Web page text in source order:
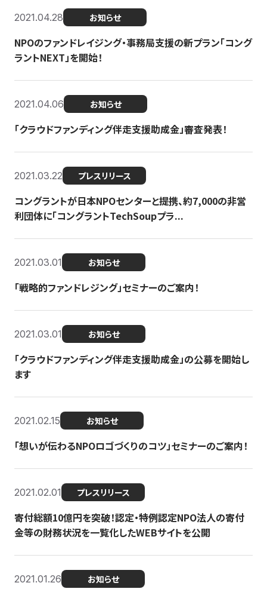
2021.04.28 お知らせ
NPOのファンドレイジング・事務局支援の新プラン「コング
ラントNEXT」を開始！
2021.04.06 お知らせ
「クラウドファンディング伴走支援助成金」審査発表！
2021.03.22 プレスリリース
コングラントが日本NPOセンターと提携、約7,000の非営
利団体に「コングラントTechSoupプラ...
2021.03.01 お知らせ
「戦略的ファンドレジング」セミナーのご案内！
2021.03.01 お知らせ
「クラウドファンディング伴走支援助成金」の公募を開始し
ます
2021.02.15 お知らせ
「想いが伝わるNPOロゴづくりのコツ」セミナーのご案内！
2021.02.01 プレスリリース
寄付総額10億円を突破！認定・特例認定NPO法人の寄付
金等の財務状況を一覧化したWEBサイトを公開
2021.01.26 お知らせ